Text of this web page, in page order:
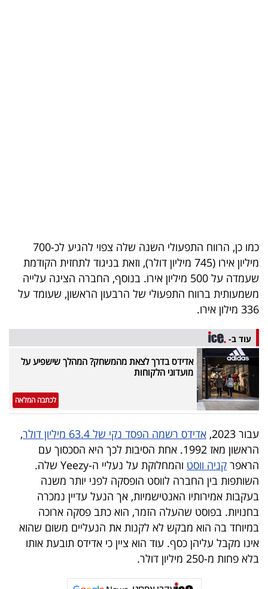
הכלכלי
פודקאסט
40
UNDER
40
שיתופי
פעולה
דרושים
ניוזלטרים
מייל
אדום
כמו כן, הרווח התפעולי השנה שלה צפוי להגיע לכ-700
מיליון אירו (745 מיליון דולר), וזאת בניגוד לתחזית הקודמת
שעמדה על 500 מיליון אירו. בנוסף, החברה הציגה עלייה
משמעותית ברווח התפעולי של הרבעון הראשון, שעומד על
336 מילון אירו.
עוד ב-
אדידס בדרך לצאת מהמשחק? המהלך שישפיע על
מועדוני הלקוחות
לכתבה המלאה
עבור 2023, אדידס רשמה הפסד נקי של 63.4 מיליון דולר
,
הראשון מאז 1992. אחת הסיבות לכך היא הסכסוך עם
הראפר קניה ווסט
והמחלוקת על נעליי ה-Yeezy שלה.
השותפות בין החברה לווסט הופסקה לפני יותר משנה
בעקבות אמירותיו האנטישמיות, אך הנעל עדיין נמכרה
בחנויות. בפוסט שהעלה הזמר, הוא כתב פסקה ארוכה
במיוחד בה הוא מבקש לא לקנות את הנעליים משום שהוא
אינו מקבל עליהן כסף. עוד הוא ציין כי אדידס תובעת אותו
בלא פחות מ-250 מיליון דולר.